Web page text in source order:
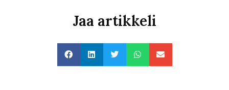
Jaa artikkeli